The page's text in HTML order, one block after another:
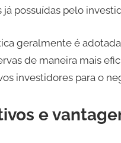
já possuídas pelo
geralmente é
de maneira mais
investidores para o
e